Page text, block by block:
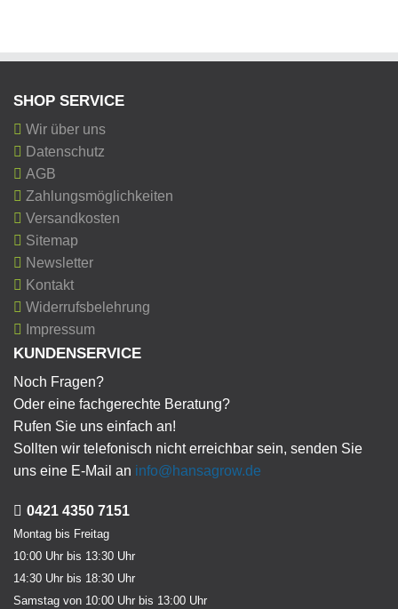
SHOP SERVICE
Wir über uns
Datenschutz
AGB
Zahlungsmöglichkeiten
Versandkosten
Sitemap
Newsletter
Kontakt
Widerrufsbelehrung
Impressum
KUNDENSERVICE
Noch Fragen?
Oder eine fachgerechte Beratung?
Rufen Sie uns einfach an!
Sollten wir telefonisch nicht erreichbar sein, senden Sie
uns eine E-Mail an info@hansagrow.de
0421 4350 7151
Montag bis Freitag
10:00 Uhr bis 13:30 Uhr
14:30 Uhr bis 18:30 Uhr
Samstag von 10:00 Uhr bis 13:00 Uhr